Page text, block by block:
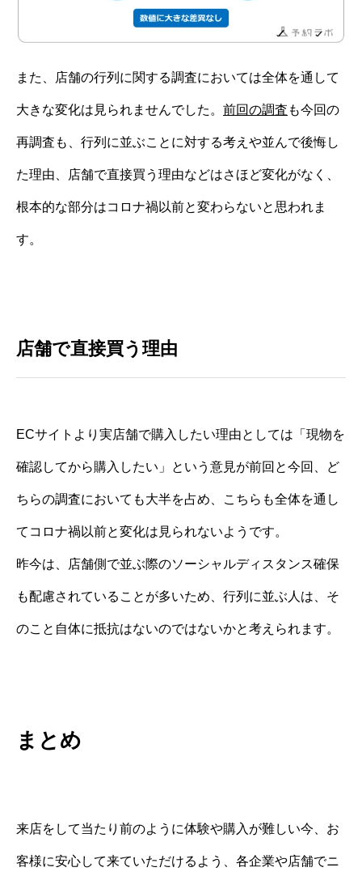
また、店舗の行列に関する調査においては全体を通して
大きな変化は見られませんでした。 前回の調査 も今回の
再調査も、行列に並ぶことに対する考えや並んで後悔し
た理由、店舗で直接買う理由などはさほど変化がなく、
根本的な部分はコロナ禍以前と変わらないと思われま
す。
店舗で直接買う理由
ECサイトより実店舗で購入したい理由としては「現物を
確認してから購入したい」という意見が前回と今回、ど
ちらの調査においても大半を占め、こちらも全体を通し
てコロナ禍以前と変化は見られないようです。
昨今は、店舗側で並ぶ際のソーシャルディスタンス確保
も配慮されていることが多いため、行列に並ぶ人は、そ
のこと自体に抵抗はないのではないかと考えられます。
まとめ
来店をして当たり前のように体験や購入が難しい今、お
客様に安心して来ていただけるよう、各企業や店舗でニ